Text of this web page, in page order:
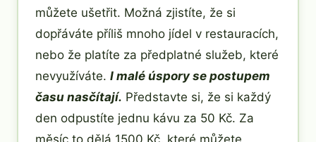
můžete ušetřit. Možná zjistíte, že si
dopřáváte příliš mnoho jídel v restauracích,
nebo že platíte za předplatné služeb, které
nevyužíváte. I malé úspory se postupem
času nasčítají. Představte si, že si každý
den odpustíte jednu kávu za 50 Kč. Za
měsíc to dělá 1500 Kč, které můžete